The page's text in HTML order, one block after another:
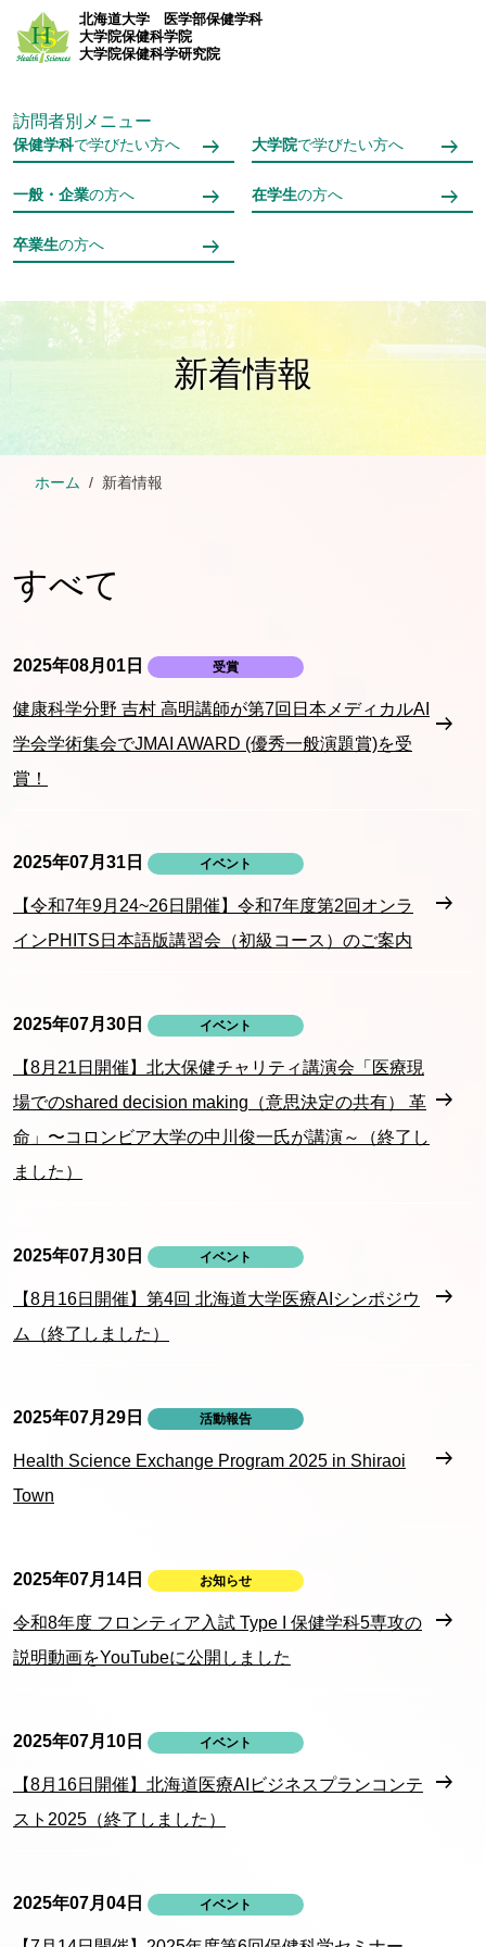
メインコンテンツへスキップ
北海道大学
医学部保健学科
大学院保健科学院
大学院保健科学研究院
訪問者別メニュー
保健学科で学びたい方へ 大学院で学びたい方へ
一般・企業の方へ 在学生の方へ
卒業生の方へ
新着情報
ホーム 新着情報
すべて
2025年08月01日 受賞
健康科学分野 吉村 高明講師が第7回日本メディカルAI
学会学術集会でJMAI AWARD (優秀一般演題賞)を受
賞！
2025年07月31日 イベント
【令和7年9月24~26日開催】令和7年度第2回オンラ
インPHITS日本語版講習会（初級コース）のご案内
2025年07月30日 イベント
【8月21日開催】北大保健チャリティ講演会「医療現
場でのshared decision making（意思決定の共有） 革
命」〜コロンビア大学の中川俊一氏が講演～（終了し
ました）
2025年07月30日 イベント
【8月16日開催】第4回 北海道大学医療AIシンポジウ
ム（終了しました）
2025年07月29日 活動報告
Health Science Exchange Program 2025 in Shiraoi
Town
2025年07月14日 お知らせ
令和8年度 フロンティア入試 Type I 保健学科5専攻の
説明動画をYouTubeに公開しました
2025年07月10日 イベント
【8月16日開催】北海道医療AIビジネスプランコンテ
スト2025（終了しました）
2025年07月04日 イベント